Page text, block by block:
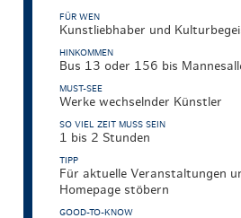
FÜR WEN
Kunstliebhaber und
HINKOMMEN
Bus 13 oder 156 bis
MUST-SEE
Werke wechselnder Künstler
SO VIEL ZEIT MUSS SEIN
1 bis 2 Stunden
TIPP
Für aktuelle Veranstaltungen
Homepage stöbern
GOOD-TO-KNOW